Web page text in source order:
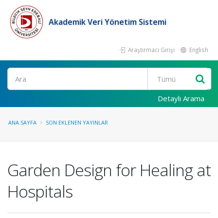
Akademik Veri Yönetim Sistemi
Araştırmacı Girişi English
Ara
Detaylı Arama
ANA SAYFA SON EKLENEN YAYINLAR
Garden Design for Healing at
Hospitals